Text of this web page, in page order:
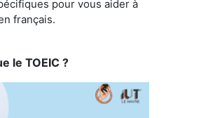
pour vous aider à
français.
le TOEIC ?